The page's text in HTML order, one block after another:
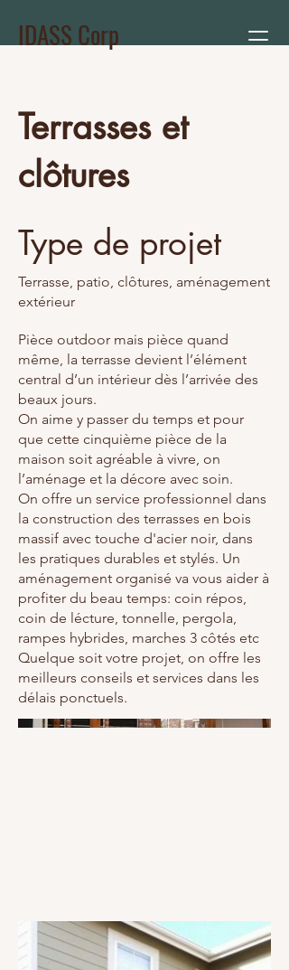
IDASS Corp
Terrasses et
clôtures
Type de projet
Terrasse, patio, clôtures, aménagement
extérieur
Pièce outdoor mais pièce quand
même, la terrasse devient l’élément
central d’un intérieur dès l’arrivée des
beaux jours.
On aime y passer du temps et pour
que cette cinquième pièce de la
maison soit agréable à vivre, on
l’aménage et la décore avec soin.
On offre un service professionnel dans
la construction des terrasses en bois
massif avec touche d'acier noir, dans
les pratiques durables et stylés. Un
aménagement organisé va vous aider à
profiter du beau temps: coin répos,
coin de lécture, tonnelle, pergola,
rampes hybrides, marches 3 côtés etc
Quelque soit votre projet, on offre les
meilleurs conseils et services dans les
délais ponctuels.